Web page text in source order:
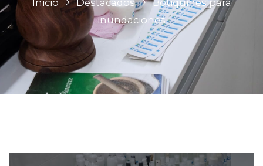
Inicio Destacados
Botiquines para
inundaciones